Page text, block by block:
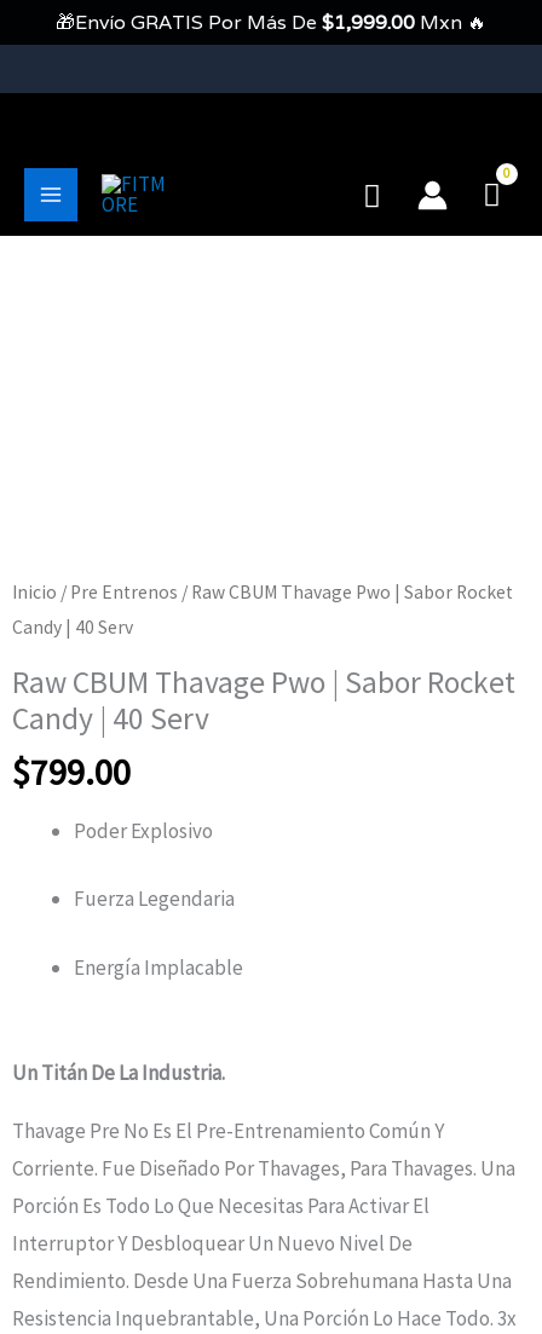
Contenido
Main
Buscar
Inicio / Pre Entrenos / Raw CBUM Thavage Pwo | Sabor Rocket
Candy | 40 Serv
Raw CBUM Thavage Pwo | Sabor Rocket
Candy | 40 Serv
$799.00
Poder Explosivo
Fuerza Legendaria
Energía Implacable
Un Titán De La Industria.
Thavage Pre No Es El Pre-Entrenamiento Común Y
Corriente. Fue Diseñado Por Thavages, Para Thavages. Una
Porción Es Todo Lo Que Necesitas Para Activar El
Interruptor Y Desbloquear Un Nuevo Nivel De
Rendimiento. Desde Una Fuerza Sobrehumana Hasta Una
Resistencia Inquebrantable, Una Porción Lo Hace Todo. 3x
🎁Envío GRATIS Por Más De $1,999.00 Mxn 🔥